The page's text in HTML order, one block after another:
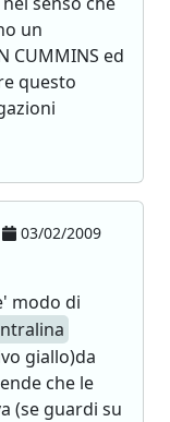
un
CUMMINS ed
questo
03/02/2009
modo di
giallo)da
che le
(se guardi su